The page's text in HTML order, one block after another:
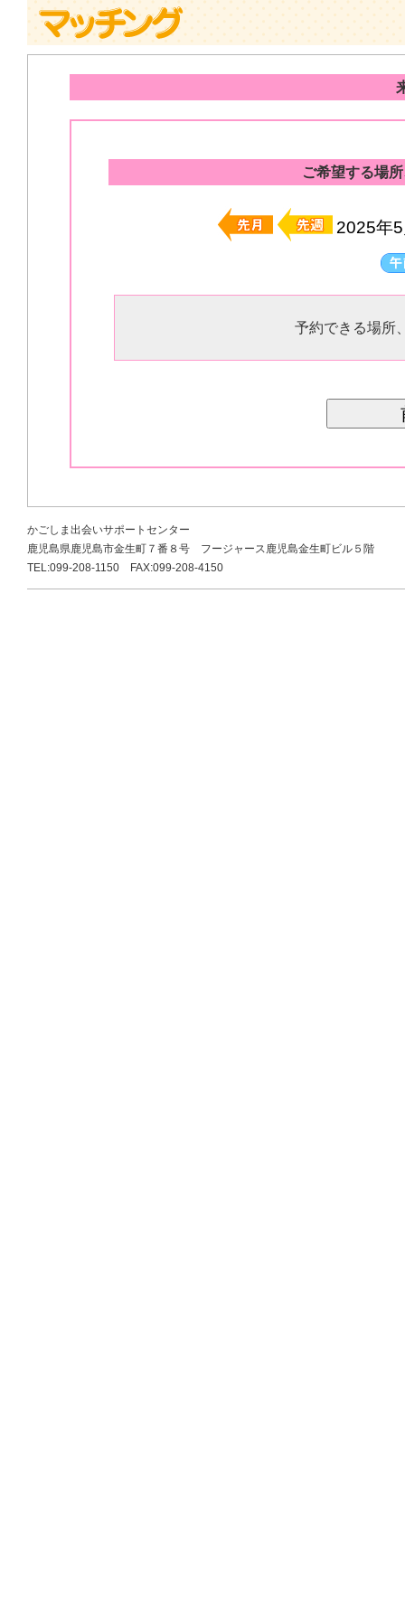
ご希望する場
2025年
予約できる場所
かごしま出会いサポートセンター
鹿児島県鹿児島市金生町７番８号 フージャース鹿児島金生町ビル５階
TEL:099-208-1150 FAX:099-208-4150